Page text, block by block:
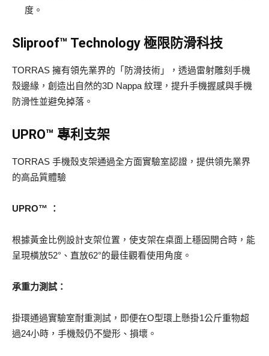
度。
Sliproof™ Technology 極限防滑科技
TORRAS 擁有領先業界的「防滑技術」，透過雷射雕刻手機
殼邊緣，創造出自然的3D Nappa 紋理，提升手機握感與手機
防滑性並避免掉落。
UPRO™ 專利支架
TORRAS 手機殼支架通過全方面實驗室認證，提供領先業界
的高品質體驗
UPRO™ ：
根據黃金比例設計支架位置，使支架在桌面上穩固開合時，能
呈現橫放52°、直放62°的最佳觀看使用角度。
承重力測試：
掛環通過實驗室耐重測試，即便在O型環上懸掛1公斤重物超
過24小時，手機殼仍不變形、損壞。